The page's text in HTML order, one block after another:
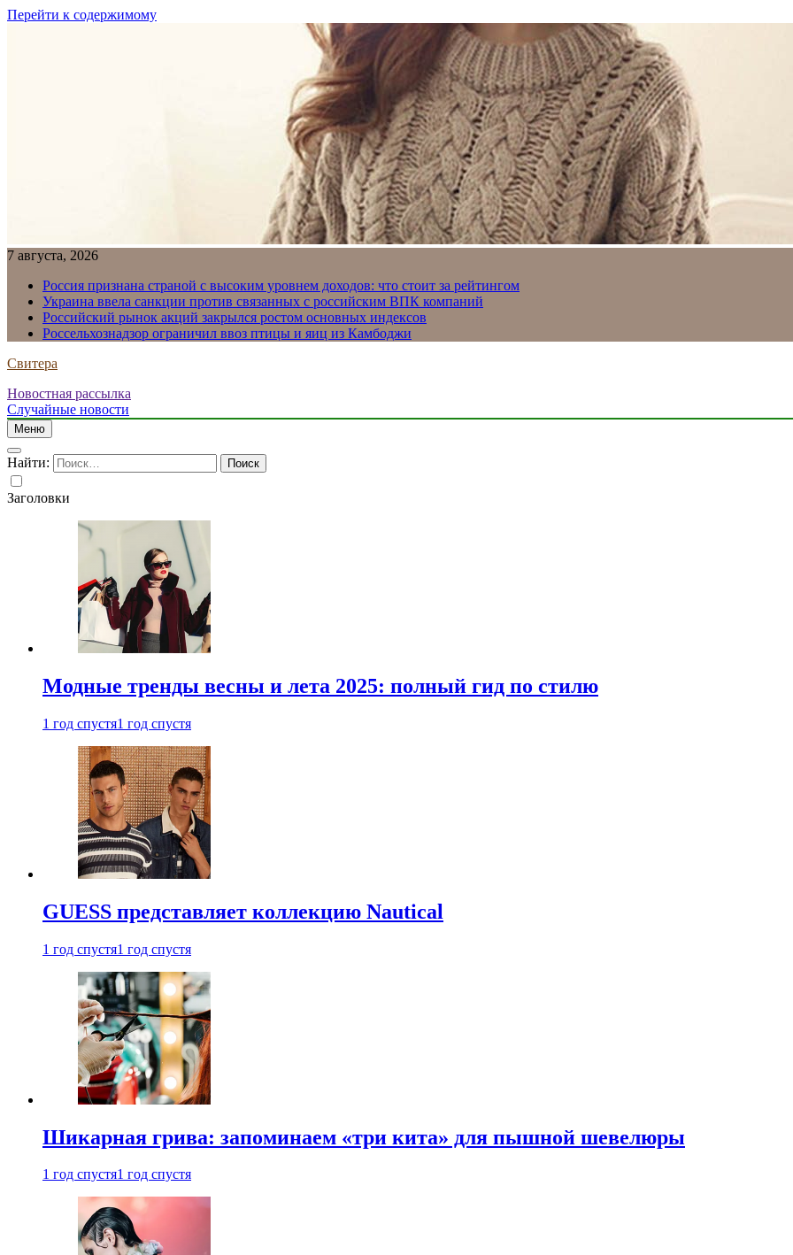
Перейти к содержимому
7 августа, 2026
Россия признана страной с высоким уровнем доходов: что стоит за рейтингом
Украина ввела санкции против связанных с российским ВПК компаний
Российский рынок акций закрылся ростом основных индексов
Россельхознадзор ограничил ввоз птицы и яиц из Камбоджи
Свитера
Новостная рассылка
Случайные новости
Меню
Найти:
Заголовки
Модные тренды весны и лета 2025: полный гид по стилю
1 год спустя1 год спустя
GUESS представляет коллекцию Nautical
1 год спустя1 год спустя
Шикарная грива: запоминаем «три кита» для пышной шевелюры
1 год спустя1 год спустя